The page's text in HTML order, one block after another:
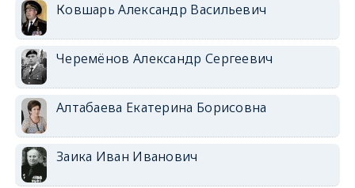
Ковшарь Александр Васильевич
Черемёнов Александр Сергеевич
Алтабаева Екатерина Борисовна
Заика Иван Иванович